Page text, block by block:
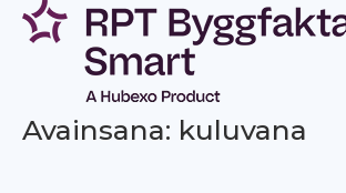
Siirry
sisältöön
Avainsana: kuluvana